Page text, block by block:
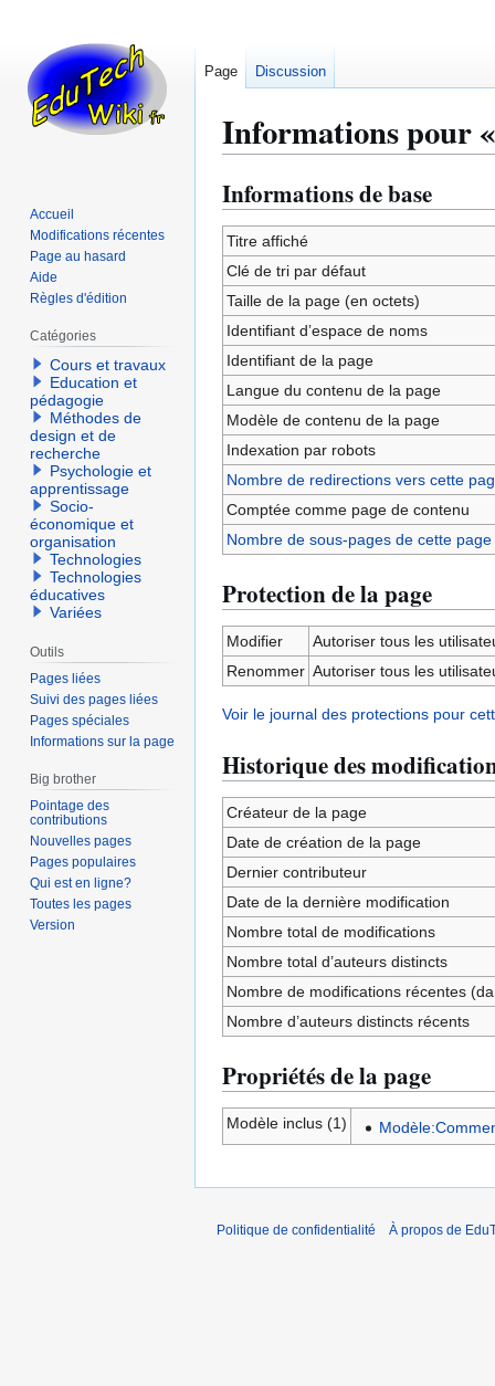
Informations pour
Aller
à
la
navigation
Aller
à
la
recherche
Informations de base
Titre affiché
Clé de tri par défaut
Taille de la page (en octets)
Identifiant dʼespace de noms
Identifiant de la page
Langue du contenu de la page
Modèle de contenu de la page
Indexation par robots
Nombre de redirections vers cette
Comptée comme page de contenu
Nombre de sous-pages de cette page
Protection de la page
Modifier
Autoriser tous les
Renommer Autoriser tous les
Voir le journal des protections pour
Historique des
Créateur de la page
Date de création de la page
Dernier contributeur
Date de la dernière modification
Nombre total de modifications
Nombre total d’auteurs distincts
Nombre de modifications récentes
Nombre d’auteurs distincts récents
Propriétés de la page
Modèle inclus (1)
Page Discussion
Accueil
Modifications récentes
Page au hasard
Aide
Règles d'édition
Catégories
Cours et travaux
Education et
pédagogie
Méthodes de
design et de
recherche
Psychologie et
apprentissage
Socio-
économique et
organisation
Technologies
Technologies
éducatives
Variées
Outils
Pages liées
Suivi des pages liées
Pages spéciales
Informations sur la page
Big brother
Pointage des
contributions
Nouvelles pages
Pages populaires
Qui est en ligne?
Toutes les pages
Version
Politique de confidentialité À propos de